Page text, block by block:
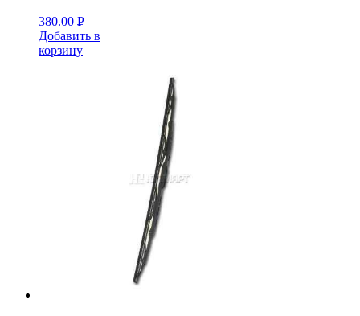
380.00 Р
УБ.
Добавить в
корзину